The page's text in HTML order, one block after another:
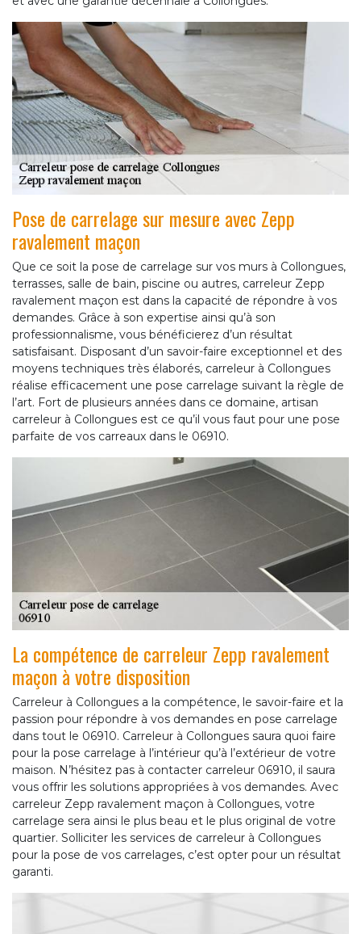
Pose de carrelage sur mesure avec Zepp
ravalement maçon
Que ce soit la pose de carrelage sur vos murs à Collongues,
terrasses, salle de bain, piscine ou autres, carreleur Zepp
ravalement maçon est dans la capacité de répondre à vos
demandes. Grâce à son expertise ainsi qu’à son
professionnalisme, vous bénéficierez d’un résultat
satisfaisant. Disposant d’un savoir-faire exceptionnel et des
moyens techniques très élaborés, carreleur à Collongues
réalise efficacement une pose carrelage suivant la règle de
l’art. Fort de plusieurs années dans ce domaine, artisan
carreleur à Collongues est ce qu’il vous faut pour une pose
parfaite de vos carreaux dans le 06910.
La compétence de carreleur Zepp ravalement
maçon à votre disposition
Carreleur à Collongues a la compétence, le savoir-faire et la
passion pour répondre à vos demandes en pose carrelage
dans tout le 06910. Carreleur à Collongues saura quoi faire
pour la pose carrelage à l’intérieur qu’à l’extérieur de votre
maison. N’hésitez pas à contacter carreleur 06910, il saura
vous offrir les solutions appropriées à vos demandes. Avec
carreleur Zepp ravalement maçon à Collongues, votre
carrelage sera ainsi le plus beau et le plus original de votre
quartier. Solliciter les services de carreleur à Collongues
pour la pose de vos carrelages, c’est opter pour un résultat
garanti.